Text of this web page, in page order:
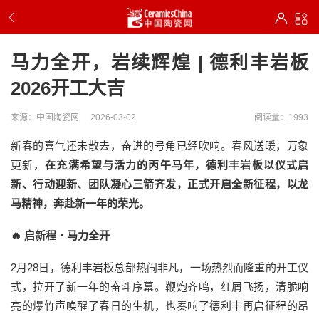
马力全开，岩续辉煌 | 德利丰岩板
2026开工大吉
来源：中国陶瓷网 2026-03-02 阅读量：1993
新春的喜气还未散去，奋进的号角已经吹响。春风送暖，万象
更新，在充满希望与活力的丙午马年，德利丰岩板以仪式启
新、行动迎新、团队凝心三箭齐发，正式开启全新征程，以龙
马精神，奔赴新一年的荣光。
🔥 启新程・马力全开
2月28日，德利丰岩板总部热闹非凡，一场热烈而隆重的开工仪
式，拉开了新一年的奋斗序幕。鞭炮齐鸣，红屑飞扬，清脆响
亮的爆竹声唤醒了春日的生机，也奏响了德利丰再启征程的昂